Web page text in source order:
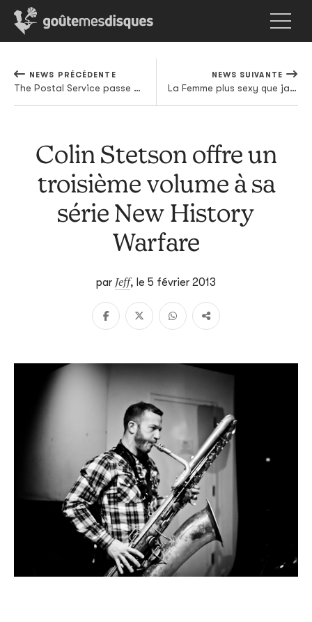
NEWS PRÉCÉDENTE
The Postal Service passe par la France
NEWS SUIVANTE
La Femme plus sexy que jamais!
Colin Stetson offre un
troisième volume à sa
série New History
Warfare
par Jeff, le 5 février 2013